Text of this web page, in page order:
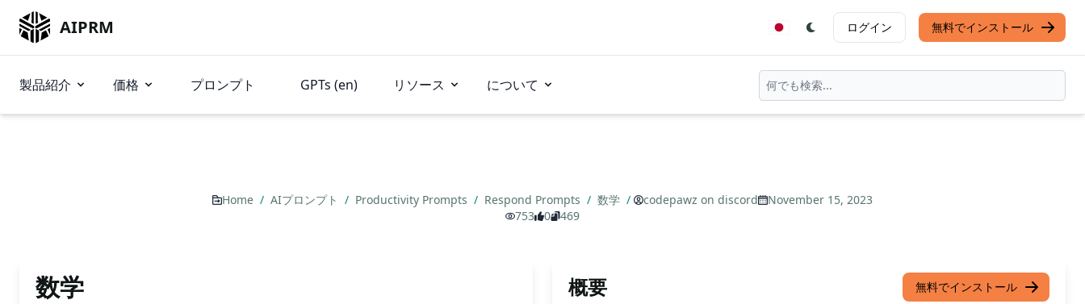
AIPRM ログイン 無料でインストール
製品紹介 価格 プロンプト GPTs (en) リソース について
Home / AIプロンプト / Productivity Prompts / Respond Prompts / 数学 / codepawz on discord
November 15, 2023
753
0 469
数学 概要 無料でインストール